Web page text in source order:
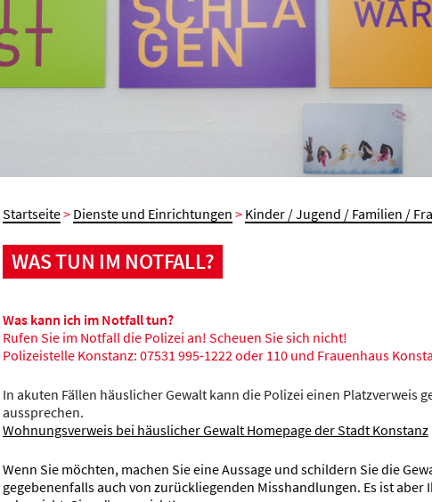
Startseite> Dienste und Einrichtungen > Kinder / Jugend / Familien /
WAS TUN IM NOTFALL?
Was kann ich im Notfall tun?
Rufen Sie im Notfall die Polizei an! Scheuen Sie sich nicht!
Polizeistelle Konstanz: 07531 995-1222 oder 110 und Frauenhaus
In akuten Fällen häuslicher Gewalt kann die Polizei einen Platzverweis
aussprechen.
Wohnungsverweis bei häuslicher Gewalt Homepage der Stadt Konstanz
Wenn Sie möchten, machen Sie eine Aussage und schildern Sie die
gegebenenfalls auch von zurückliegenden Misshandlungen. Es ist